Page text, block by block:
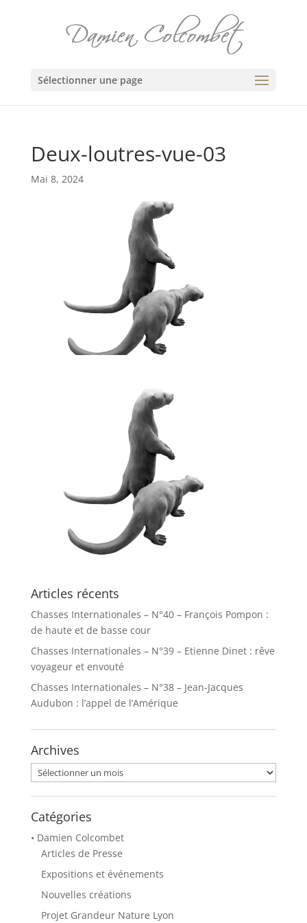
Sélectionner une page
Deux-loutres-vue-03
Mai 8, 2024
Articles récents
Chasses Internationales – N°40 – François Pompon :
de haute et de basse cour
Chasses Internationales – N°39 – Etienne Dinet : rêve
voyageur et envouté
Chasses Internationales – N°38 – Jean-Jacques
Audubon : l’appel de l’Amérique
Archives
Archives
Catégories
• Damien Colcombet
Articles de Presse
Expositions et événements
Nouvelles créations
Projet Grandeur Nature Lyon